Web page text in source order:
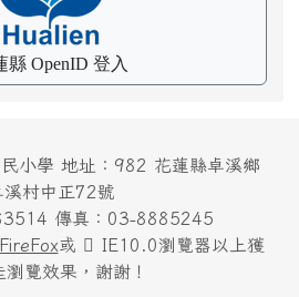
縣 OpenID 登入
小學 地址：982 花蓮縣卓溪鄉
溪村中正72號
傳真：03-8885245
FireFox或
IE10.0瀏覽器以上獲
瀏覽效果，謝謝！